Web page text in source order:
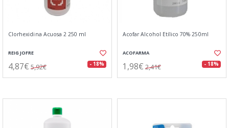
Clorhexidina Acuosa 2 250 ml
REIG JOFRE
4,87€ 5,92€ - 18%
Acofar Alcohol Etílico 70% 250ml
ACOFARMA
1,98€ 2,41€ - 18%